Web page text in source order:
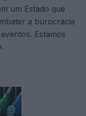
um Estado que
a burocracia
Estamos